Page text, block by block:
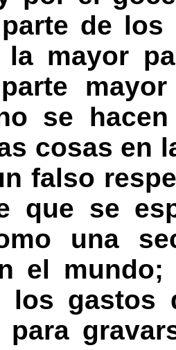
de
la mayor
se
cosas en
falso
que se
una
el
los gastos
para